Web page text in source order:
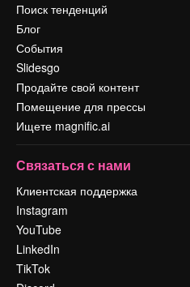
Поиск тенденций
Блог
События
Slidesgo
Продайте свой контент
Помещение для прессы
Ищете magnific.ai
Связаться с нами
Клиентская поддержка
Instagram
YouTube
LinkedIn
TikTok